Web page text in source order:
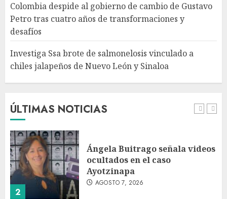
Colombia despide al gobierno de cambio de Gustavo
Petro tras cuatro años de transformaciones y
desafíos
Investiga Ssa brote de salmonelosis vinculado a
chiles jalapeños de Nuevo León y Sinaloa
ÚLTIMAS NOTICIAS
5
chiles jalapeños de Nuevo
León y Sinaloa
1
Charlotte FC vs Atlas: Fecha,
AGOSTO 7, 2026
2
Ángela Buitrago señala videos
ocultados en el caso
Ayotzinapa
AGOSTO 7, 2026